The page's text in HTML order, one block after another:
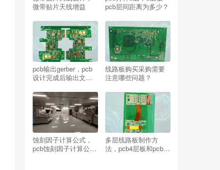
微带贴片天线增益
pcb层间距离为多少？
pcb输出gerber，pcb
设计完成后输出文件
线路板购买采购需要
注意哪些问题？
蚀刻因子计算公式，
pcb蚀刻因子计算公式
多层线路板制作方
法，pcb4层板和pcb6